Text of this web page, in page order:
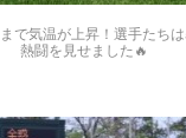
で気温が上昇！選手たち
熱闘を見せました🔥